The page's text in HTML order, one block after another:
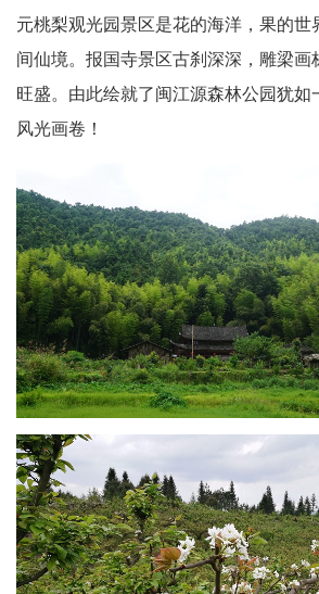
元桃梨观光园景区是花的海洋，果的世
间仙境。报国寺景区古刹深深，雕梁画
旺盛。由此绘就了闽江源森林公园犹如
风光画卷！